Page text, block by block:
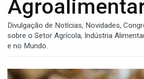
Divulgação de Notícias, Novidades,
sobre o Setor Agrícola, Indústria
e no Mundo.